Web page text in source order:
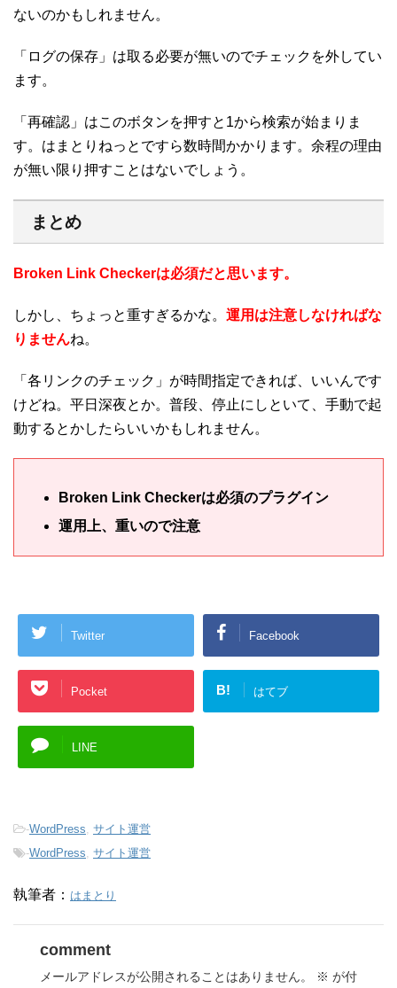
ないのかもしれません。
「ログの保存」は取る必要が無いのでチェックを外してい
ます。
「再確認」はこのボタンを押すと1から検索が始まりま
す。はまとりねっとですら数時間かかります。余程の理由
が無い限り押すことはないでしょう。
まとめ
Broken Link Checkerは必須だと思います。
しかし、ちょっと重すぎるかな。 運用は注意しなければな
りませんね。
「各リンクのチェック」が時間指定できれば、いいんです
けどね。平日深夜とか。普段、停止にしといて、手動で起
動するとかしたらいいかもしれません。
Broken Link Checkerは必須のプラグイン
運用上、重いので注意
Twitter Facebook
Pocket B! はてブ
LINE
-WordPress, サイト運営
-WordPress, サイト運営
執筆者： はまとり
comment
メールアドレスが公開されることはありません。 ※ が付